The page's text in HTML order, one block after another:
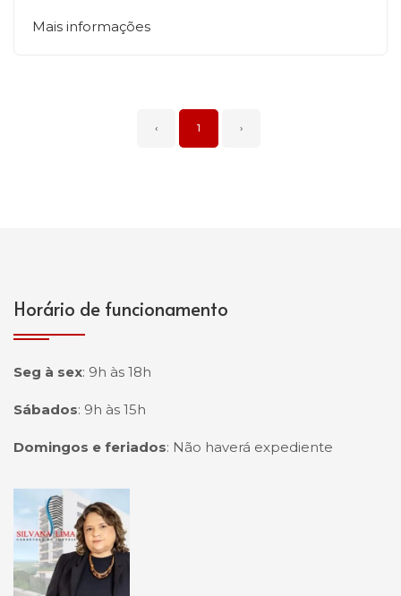
Mais informações
‹ 1 ›
Horário de funcionamento
Seg à sex: 9h às 18h
Sábados: 9h às 15h
Domingos e feriados: Não haverá expediente
Página inicial